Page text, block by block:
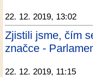
22. 12. 2019, 13:02
Zjistili jsme, čím
značce -
22. 12. 2019, 11:15